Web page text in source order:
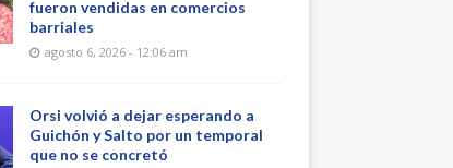
fueron vendidas en comercios
barriales
agosto 6, 2026 - 12:06 am
Orsi volvió a dejar esperando a
Guichón y Salto por un temporal
que no se concretó